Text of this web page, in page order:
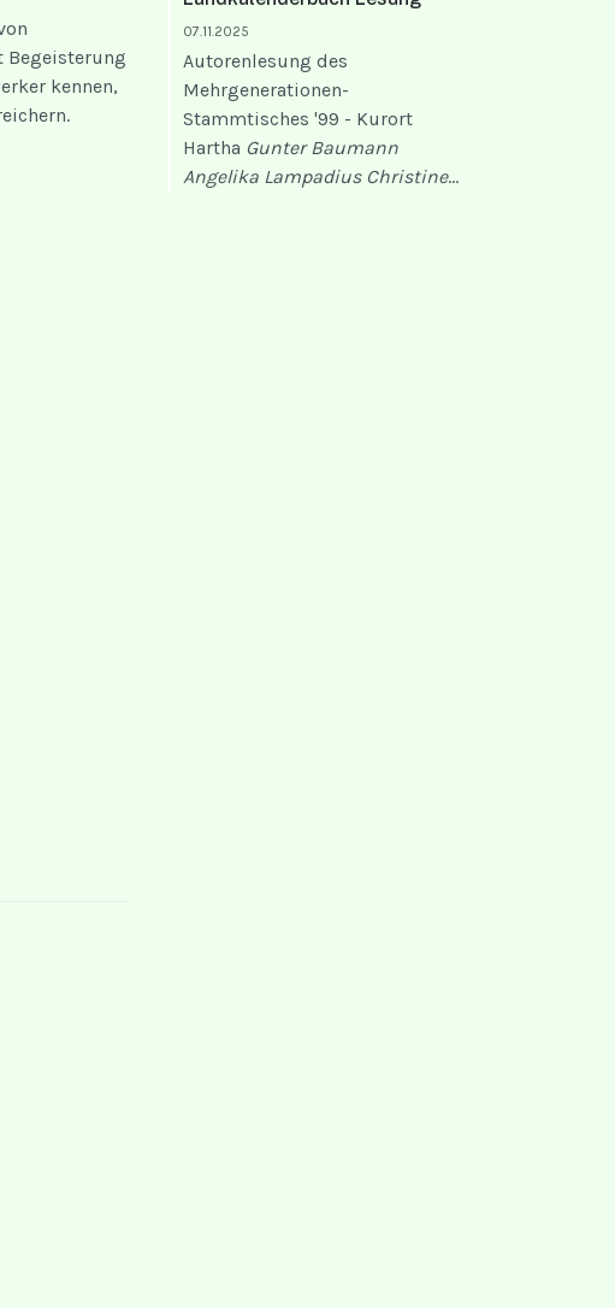
Begeisterung
kennen,
07.11.2025
Autorenlesung des
Mehrgenerationen-
Stammtisches '99 - Kurort
Hartha Gunter Baumann
Angelika Lampadius Christine...